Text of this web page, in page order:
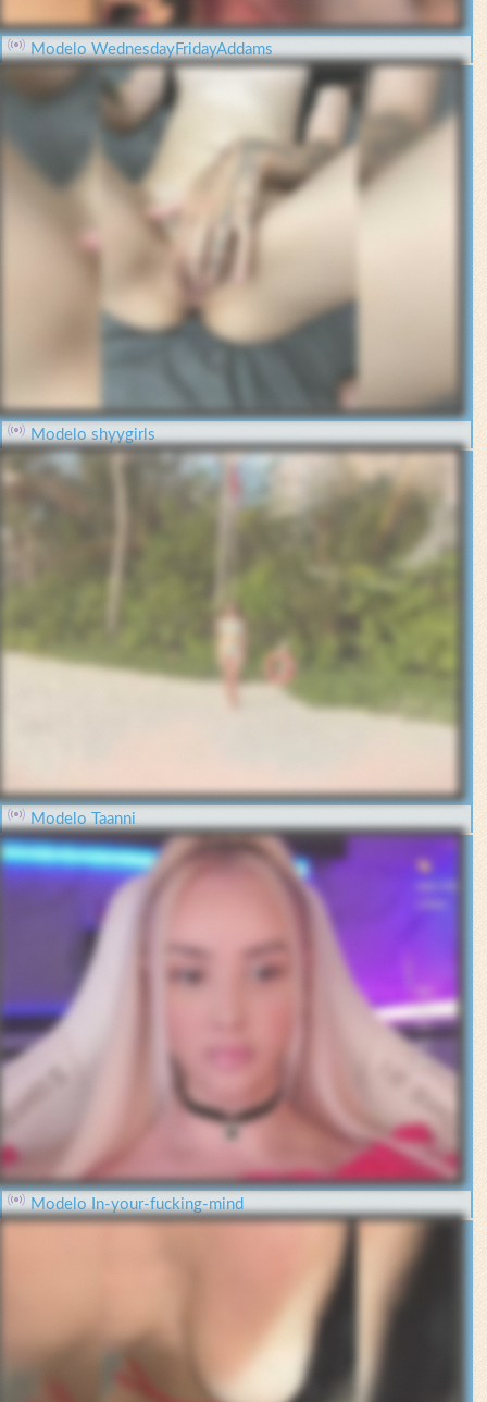
Modelo WednesdayFridayAddams
Modelo shyygirls
Modelo Taanni
Modelo In-your-fucking-mind